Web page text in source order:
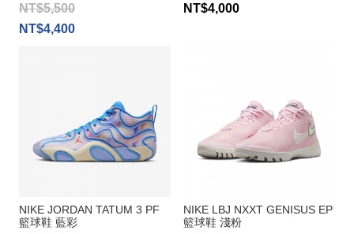
NT$5,500
NT$4,400
NT$4,000
NIKE JORDAN TATUM 3 PF
籃球鞋 藍彩
NIKE LBJ NXXT GENISUS EP
籃球鞋 淺粉